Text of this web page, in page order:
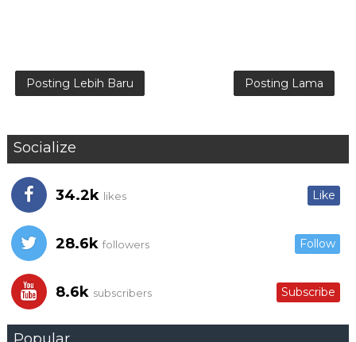
Posting Lebih Baru Posting Lama
Socialize
34.2k likes Like
28.6k followers Follow
8.6k subscribers Subscribe